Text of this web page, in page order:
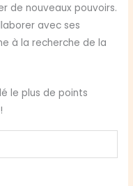
de nouveaux pouvoirs.
avec ses
à la recherche de la
le plus de points